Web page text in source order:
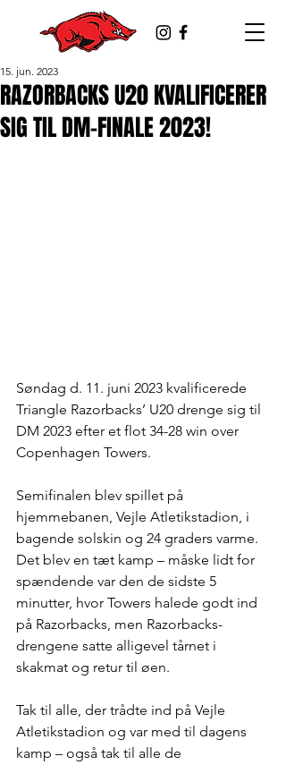
RAZORBACKS U20 KVALIFICERER
SIG TIL DM-FINALE 2023!
15. jun. 2023
Søndag d. 11. juni 2023 kvalificerede
Triangle Razorbacks’ U20 drenge sig til
DM 2023 efter et flot 34-28 win over
Copenhagen Towers.
Semifinalen blev spillet på
hjemmebanen, Vejle Atletikstadion, i
bagende solskin og 24 graders varme.
Det blev en tæt kamp – måske lidt for
spændende var den de sidste 5
minutter, hvor Towers halede godt ind
på Razorbacks, men Razorbacks-
drengene satte alligevel tårnet i
skakmat og retur til øen.
Tak til alle, der trådte ind på Vejle
Atletikstadion og var med til dagens
kamp – også tak til alle de